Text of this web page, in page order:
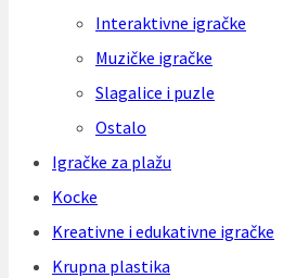
Interaktivne igračke
Muzičke igračke
Slagalice i puzle
Ostalo
Igračke za plažu
Kocke
Kreativne i edukativne igračke
Krupna plastika